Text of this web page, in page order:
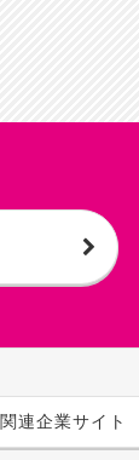
関連企業サイト